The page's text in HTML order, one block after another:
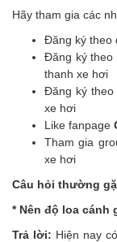
Hãy tham gia các
Đăng ký theo
Đăng ký theo
thanh xe hơi
Đăng ký theo
xe hơi
Like fanpage
Tham gia
xe hơi
Câu hỏi thường
* Nên độ loa cánh
Trả lời: Hiện nay